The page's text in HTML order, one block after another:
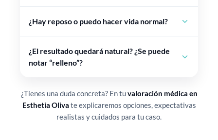
¿Hay reposo o puedo hacer vida normal?
¿El resultado quedará natural? ¿Se puede
notar “relleno”?
¿Tienes una duda concreta? En tuvaloración médica en
Esthetia Oliva te explicaremos opciones, expectativas
realistas y cuidados para tu caso.